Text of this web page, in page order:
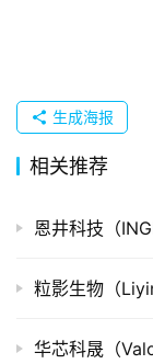
布
并
重
司
登录
生成海报
相关推荐
恩井科技（
粒影生物（
华芯科晟（